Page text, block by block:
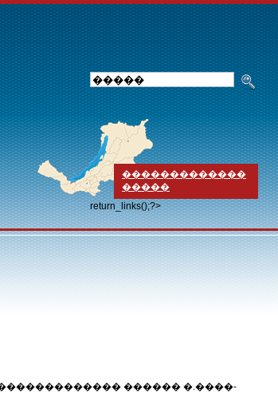
�������������
�����
return_links();?>
������ �.����-